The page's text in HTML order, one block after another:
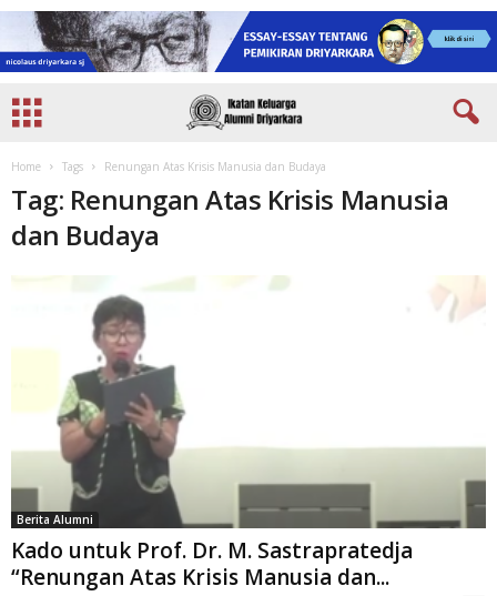
Home Tags Renungan Atas Krisis Manusia dan Budaya
Tag: Renungan Atas Krisis Manusia
dan Budaya
Berita Alumni
Kado untuk Prof. Dr. M. Sastrapratedja
“Renungan Atas Krisis Manusia dan...